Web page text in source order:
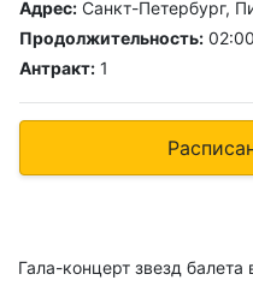
Адрес: Санкт-Петербург,
Продолжительность: 02:00
Антракт: 1
Гала-концерт звезд балета